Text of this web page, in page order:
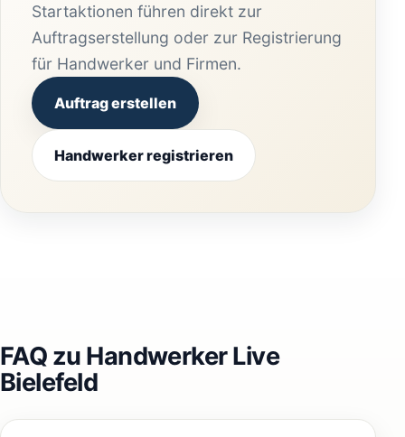
Startaktionen führen direkt zur
Auftragserstellung oder zur Registrierung
für Handwerker und Firmen.
Auftrag erstellen
Handwerker registrieren
FAQ zu Handwerker Live
Bielefeld